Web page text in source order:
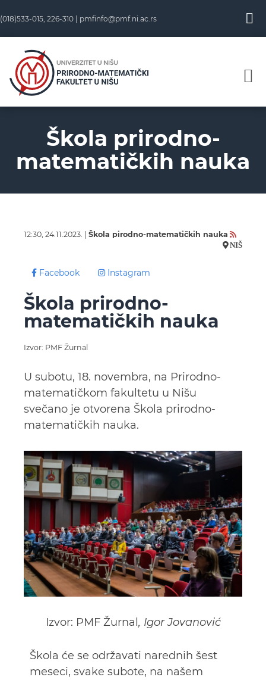
(018)533-015, 226-310 | pmfinfo@pmf.ni.ac.rs
Škola prirodno-
matematičkih nauka
12:30, 24.11.2023. | Škola pirodno-matematičkih nauka
NIŠ
Facebook Instagram
Škola prirodno-
matematičkih nauka
Izvor: PMF Žurnal
U subotu, 18. novembra, na Prirodno-
matematičkom fakultetu u Nišu
svečano je otvorena Škola prirodno-
matematičkih nauka.
Izvor: PMF Žurnal , Igor Jovanović
Škola će se održavati narednih šest
meseci, svake subote, na našem